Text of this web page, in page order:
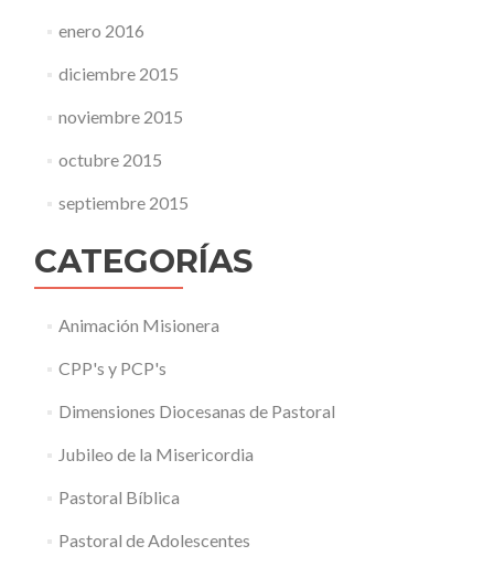
enero 2016
diciembre 2015
noviembre 2015
octubre 2015
septiembre 2015
CATEGORÍAS
Animación Misionera
CPP's y PCP's
Dimensiones Diocesanas de Pastoral
Jubileo de la Misericordia
Pastoral Bíblica
Pastoral de Adolescentes